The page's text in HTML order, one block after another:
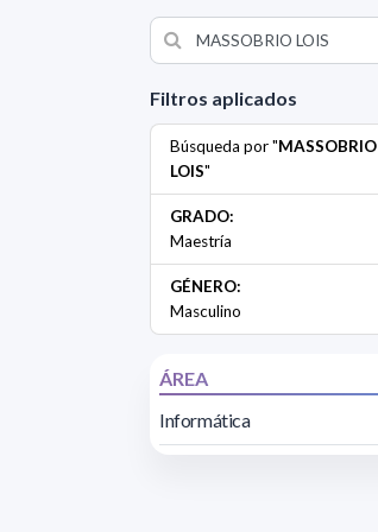
Filtros aplicados
Búsqueda por "MASSOBRIO
LOIS"
GRADO:
Maestría
GÉNERO:
Masculino
ÁREA
Informática